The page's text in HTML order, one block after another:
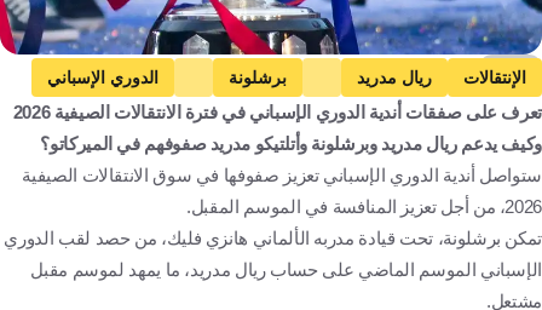
Getty
الإنتقالات ريال مدريد برشلونة
الدوري الإسباني
أتلتيكو مدريد
إسبانيا كرة قدم
تعرف على صفقات أندية الدوري الإسباني في فترة الانتقالات الصيفية 2026
وكيف يدعم ريال مدريد وبرشلونة وأتلتيكو مدريد صفوفهم في الميركاتو؟
ستواصل أندية الدوري الإسباني تعزيز صفوفها في سوق الانتقالات الصيفية
2026، من أجل تعزيز المنافسة في الموسم المقبل.
تمكن برشلونة، تحت قيادة مدربه الألماني هانزي فليك، من حصد لقب الدوري
الإسباني الموسم الماضي على حساب ريال مدريد، ما يمهد لموسم مقبل
مشتعل.